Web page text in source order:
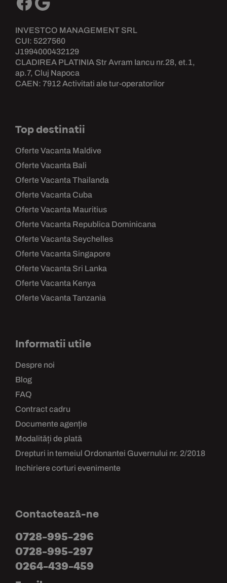
INVESTCO MANAGEMENT SRL
CUI: 5227560
J1994000432129
CLADIREA PLATINIA Str Avram Iancu nr.28, et.1,
ap.7, Cluj Napoca
CAEN: 7912 Activitati ale tur-operatorilor
Top destinatii
Oferte Vacanta Maldive
Oferte Vacanta Bali
Oferte Vacanta Thailanda
Oferte Vacanta Cuba
Oferte Vacanta Mauritius
Oferte Vacanta Republica Dominicana
Oferte Vacanta Seychelles
Oferte Vacanta Singapore
Oferte Vacanta Sri Lanka
Oferte Vacanta Kenya
Oferte Vacanta Tanzania
Informatii utile
Despre noi
Blog
FAQ
Contract cadru
Documente agenție
Modalități de plată
Drepturi in temeiul Ordonantei Guvernului nr. 2/2018
Inchiriere corturi evenimente
Contactează-ne
0728-995-296
0728-995-297
0264-439-459